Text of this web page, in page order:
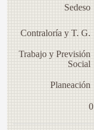
Sedeso
Contraloría y T. G.
Trabajo y Previsión
Social
Planeación
0